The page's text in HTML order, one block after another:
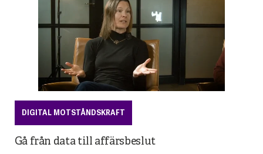
DIGITAL MOTSTÅNDSKRAFT
Gå från data till affärsbeslut